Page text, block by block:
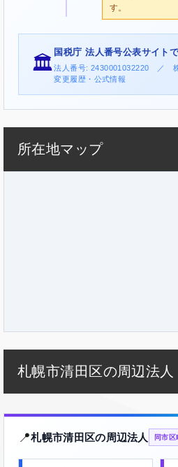
す。
🏛️
国税庁 法人番号公表サイト
法人番号: 2430001032220 ／
変更履歴・公式情報
所在地マップ
札幌市清田区の周辺法人
📍札幌市清田区の周辺法人 同市区